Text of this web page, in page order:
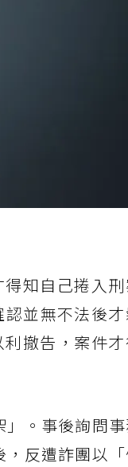
知自己捲入
並無不法後
撤告，案件
。事後詢問
反遭詐團以